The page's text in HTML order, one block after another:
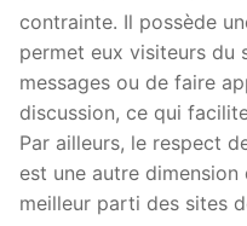
contrainte. Il possède
permet eux visiteurs du
messages ou de faire
discussion, ce qui
Par ailleurs, le respect
est une autre
meilleur parti des sites